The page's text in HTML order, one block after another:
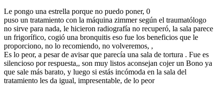
Le pongo una estrella porque no puedo poner, 0
puso un tratamiento con la máquina zimmer según el traumatólogo
no sirve para nada, le hicieron radiografía no recuperó, la sala parece
un frigorífico, cogió una bronquitis eso fue los beneficios que le
proporciono, no lo recomiendo, no volveremos, ,
Es lo peor, a pesar de avisar que parecía una sala de tortura . Fue es
silencioso por respuesta,, son muy listos aconsejan cojer un Bono ya
que sale más barato, y luego si estás incómoda en la sala del
tratamiento les da igual, impresentable, de lo peor